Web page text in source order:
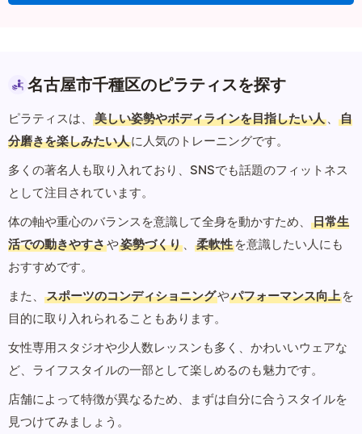
名古屋市千種区のピラティスを探す
ピラティスは、 美しい姿勢やボディラインを目指したい人 、
自
分磨きを楽しみたい人に人気のトレーニングです。
多くの著名人も取り入れており、SNSでも話題のフィットネス
として注目されています。
体の軸や重心のバランスを意識して全身を動かすため、
日常生
活での動きやすさや姿勢づくり 、 柔軟性 を意識したい人にも
おすすめです。
また、
スポーツのコンディショニングやパフォーマンス向上 を
目的に取り入れられることもあります。
女性専用スタジオや少人数レッスンも多く、かわいいウェアな
ど、ライフスタイルの一部として楽しめるのも魅力です。
店舗によって特徴が異なるため、まずは自分に合うスタイルを
見つけてみましょう。